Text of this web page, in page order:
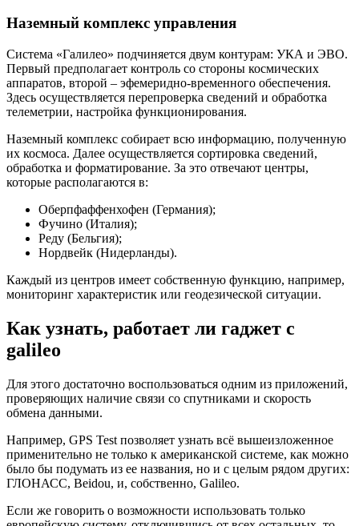
Наземный комплекс управления
Система «Галилео» подчиняется двум контурам: УКА и ЭВО.
Первый предполагает контроль со стороны космических
аппаратов, второй – эфемеридно-временного обеспечения.
Здесь осуществляется перепроверка сведений и обработка
телеметрии, настройка функционирования.
Наземный комплекс собирает всю информацию, полученную
их космоса. Далее осуществляется сортировка сведений,
обработка и форматирование. За это отвечают центры,
которые располагаются в:
Оберпфаффенхофен (Германия);
Фучино (Италия);
Реду (Бельгия);
Нордвейк (Нидерланды).
Каждый из центров имеет собственную функцию, например,
мониторинг характеристик или геодезической ситуации.
Как узнать, работает ли гаджет с
galileo
Для этого достаточно воспользоваться одним из приложений,
проверяющих наличие связи со спутниками и скорость
обмена данными.
Например, GPS Test позволяет узнать всё вышеизложенное
применительно не только к американской системе, как можно
было бы подумать из ее названия, но и с целым рядом других:
ГЛОНАСС, Beidou, и, собственно, Galileo.
Если же говорить о возможности использовать только